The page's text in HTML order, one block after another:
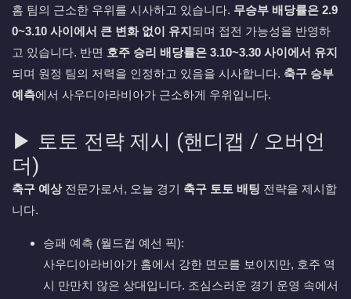
홈 팀의 근소한 우위를 시사하고 있습니다. 무승부 배당률은 2.9
0~3.10 사이에서 큰 변화 없이 유지되며 접전 가능성을 반영하
고 있습니다. 반면 호주 승리 배당률은 3.10~3.30 사이에서 유지
되며 원정 팀의 저력을 인정하고 있음을 시사합니다. 축구 승부
예측에서 사우디아라비아가 근소하게 우위입니다.
▶ 토토 전략 제시 (핸디캡 / 오버언
더)
축구 예상전문가로서, 오늘 경기 축구 토토 배팅 전략을 제시합
니다.
승패 예측 (월드컵 예선 픽):
사우디아라비아가 홈에서 강한 면모를 보이지만, 호주 역
시 만만치 않은 상대입니다. 조심스러운 경기 운영 속에서